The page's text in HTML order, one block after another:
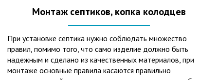
вод – самый эффективный способ из всех существующих
оборудования вода может применяться для хозяйственных
нужд и полива огорода, а остатки ила при чистке могут
стать эффективным удобрением. Нет необходимости
тратить средства на ассенизаторскую машину. Системы
Монтаж септиков, копка колодцев
При установке септика нужно соблюдать множество
правил, помимо того, что само изделие должно быть
надежным и сделано из качественных материалов, при
монтаже основные правила касаются правильно